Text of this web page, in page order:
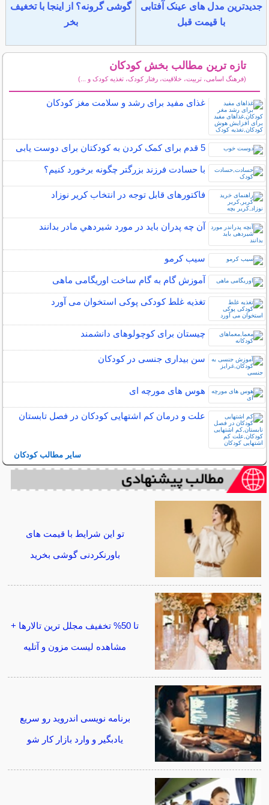
جدیدترین مدل های عینک آفتابی
با قیمت قبل
گوشی گرونه؟ از اینجا با تخغیف
بخر
تازه ترین مطالب بخش کودکان
(فرهنگ اسامی، تربیت، خلاقیت، رفتار کودک، تغذیه کودک و ...)
غذای مفید برای رشد و سلامت مغز کودکان
5 قدم برای کمک کردن به کودکتان برای دوست یابی
با حسادت فرزند بزرگتر چگونه برخورد کنیم؟
فاکتورهای قابل توجه در انتخاب کریر نوزاد
آن چه پدران بايد در مورد شيردهي مادر بدانند
سیب کرمو
آموزش گام به گام ساخت اوریگامی ماهی
تغذیه غلط کودکی پوکی استخوان می آورد
چیستان برای کوچولوهای دانشمند
سن بیداری جنسی در کودکان
هوس های مورچه ای
علت و درمان کم اشتهایی کودکان در فصل تابستان
سایر مطالب کودکان
تو این شرایط با قیمت های
باورنکردنی گوشی بخرید
تا 50% تخفیف مجلل ترین تالارها +
مشاهده لیست مزون و آتلیه
برنامه نویسی اندروید رو سریع
یادبگیر و وارد بازار کار شو